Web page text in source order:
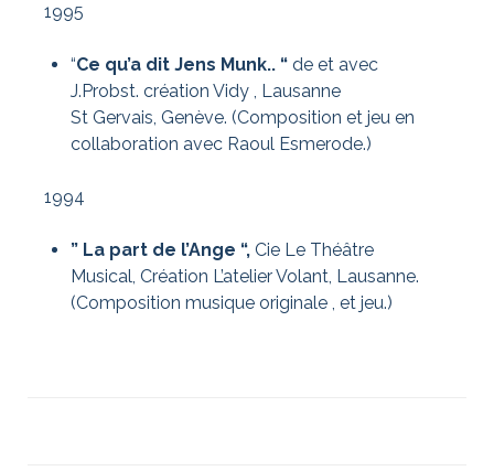
1995
“Ce qu’a dit Jens Munk.. “ de et avec
J.Probst. création Vidy , Lausanne
St Gervais, Genève. (Composition et jeu en
collaboration avec Raoul Esmerode.)
1994
” La part de l’Ange “,Cie Le Théâtre
Musical, Création L’atelier Volant, Lausanne.
(Composition musique originale , et jeu.)